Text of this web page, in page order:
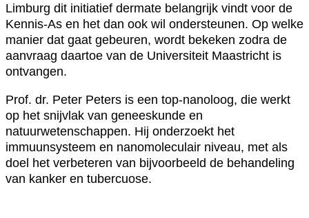
Limburg dit initiatief dermate belangrijk vindt voor de
Kennis-As en het dan ook wil ondersteunen. Op welke
manier dat gaat gebeuren, wordt bekeken zodra de
aanvraag daartoe van de Universiteit Maastricht is
ontvangen.
Prof. dr. Peter Peters is een top-nanoloog, die werkt
op het snijvlak van geneeskunde en
natuurwetenschappen. Hij onderzoekt het
immuunsysteem en nanomoleculair niveau, met als
doel het verbeteren van bijvoorbeeld de behandeling
van kanker en tubercuose.